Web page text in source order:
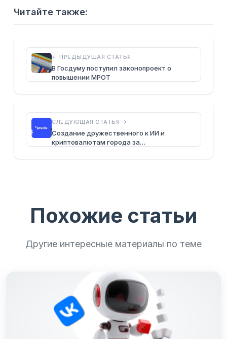
Читайте также:
← ПРЕДЫДУЩАЯ СТАТЬЯ
В Госдуму поступил законопроект о
повышении МРОТ
СЛЕДУЮЩАЯ СТАТЬЯ →
Создание дружественного к ИИ и
криптовалютам города за…
Похожие статьи
Другие интересные материалы по теме